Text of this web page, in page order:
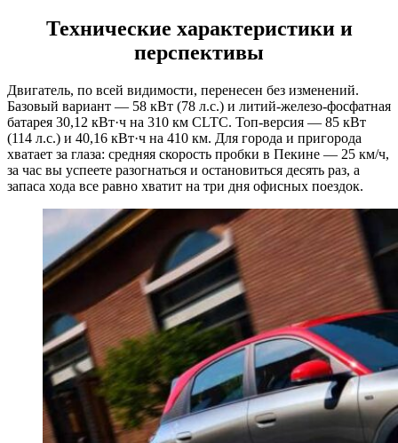
Технические характеристики и
перспективы
Двигатель, по всей видимости, перенесен без изменений.
Базовый вариант — 58 кВт (78 л.с.) и литий-железо-фосфатная
батарея 30,12 кВт·ч на 310 км CLTC. Топ-версия — 85 кВт
(114 л.с.) и 40,16 кВт·ч на 410 км. Для города и пригорода
хватает за глаза: средняя скорость пробки в Пекине — 25 км/ч,
за час вы успеете разогнаться и остановиться десять раз, а
запаса хода все равно хватит на три дня офисных поездок.